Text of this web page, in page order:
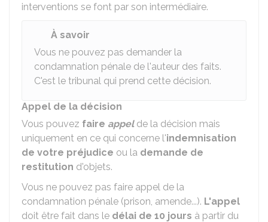
interventions se font par son intermédiaire.
À savoir
Vous ne pouvez pas demander la
condamnation pénale de l'auteur des faits.
C'est le tribunal qui prend cette décision.
Appel de la décision
Vous pouvez faire appelde la décision mais
uniquement en ce qui concerne l'indemnisation
de votre préjudice ou la demande de
restitution d'objets.
Vous ne pouvez pas faire appel de la
condamnation pénale (prison, amende...). L'appel
doit être fait dans le délai de 10 jours à partir du